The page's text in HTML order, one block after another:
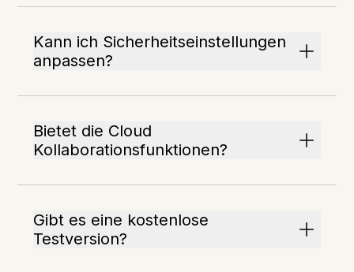
Kann ich Sicherheitseinstellungen
anpassen?
Bietet die Cloud
Kollaborationsfunktionen?
Gibt es eine kostenlose
Testversion?